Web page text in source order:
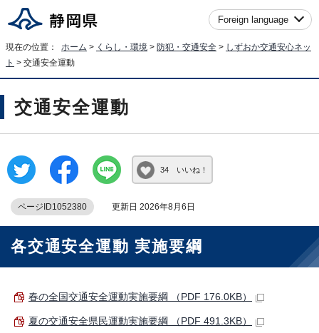
Foreign language
現在の位置： ホーム > くらし・環境 > 防犯・交通安全 > しずおか交通安心ネッ
ト > 交通安全運動
交通安全運動
34 いいね！
ページID1052380 更新日 2026年8月6日
各交通安全運動 実施要綱
春の全国交通安全運動実施要綱 （PDF 176.0KB）
夏の交通安全県民運動実施要綱 （PDF 491.3KB）